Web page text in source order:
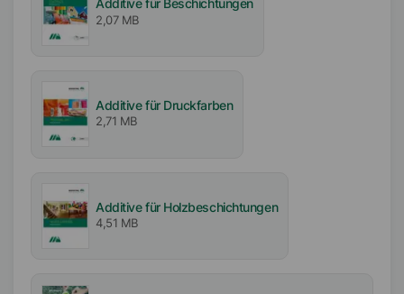
Silikonfrei
Biozidfrei
Nichtionisch
Verfügbarkeit
Asien/Ozeanien
Additive für Beschichtungen
2,07 MB
Additive für Druckfarben
2,71 MB
Additive für Holzbeschichtungen
4,51 MB